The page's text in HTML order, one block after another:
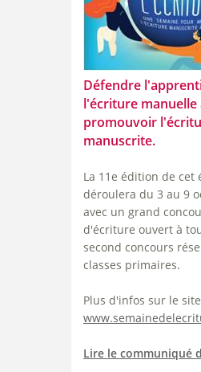
Défendre
l'écriture manuelle
promouvoir
manuscrite.
La 11e édition de cet
déroulera du 3 au 9
avec un grand
d'écriture ouvert à
second concours
classes primaires.
Plus d'infos sur le
Lire le communiqué